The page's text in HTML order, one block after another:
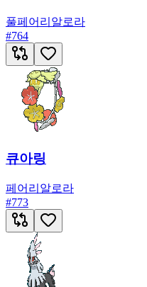
풀페어리 알로라
#764
큐아링
페어리 알로라
#773